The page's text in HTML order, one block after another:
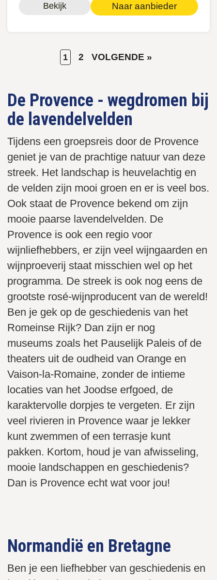
Bekijk Naar aanbieder
HUIDIGE
PAGINA
1 PAGE
2
VOLGENDE
VOLGENDE »
De Provence - wegdromen bij
de lavendelvelden
Tijdens een groepsreis door de Provence
geniet je van de prachtige natuur van deze
streek. Het landschap is heuvelachtig en
de velden zijn mooi groen en er is veel bos.
Ook staat de Provence bekend om zijn
mooie paarse lavendelvelden. De
Provence is ook een regio voor
wijnliefhebbers, er zijn veel wijngaarden en
wijnproeverij staat misschien wel op het
programma. De streek is ook nog eens de
grootste rosé-wijnproducent van de wereld!
Ben je gek op de geschiedenis van het
Romeinse Rijk? Dan zijn er nog
museums zoals het Pauselijk Paleis of de
theaters uit de oudheid van Orange en
Vaison-la-Romaine, zonder de intieme
locaties van het Joodse erfgoed, de
karaktervolle dorpjes te vergeten. Er zijn
veel rivieren in Provence waar je lekker
kunt zwemmen of een terrasje kunt
pakken. Kortom, houd je van afwisseling,
mooie landschappen en geschiedenis?
Dan is Provence echt wat voor jou!
Normandië en Bretagne
Ben je een liefhebber van geschiedenis en